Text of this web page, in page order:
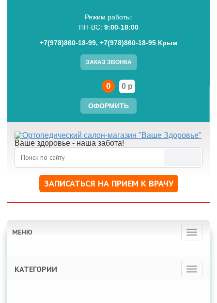
Режим работы:
ПН-BC: 9:00-18:00
+7(978)860-18-99, +7(978)860-18-95 Крым
ЗАКАЗ ЗВОНКА
0 0 р
ОФОРМИТЬ
Ваше здоровье - наша забота!
ЗАПИСАТЬСЯ НА ПРИЕМ К ВРАЧУ
T
o
l
e
n
МЕНЮ
T
o
КАТЕГОРИИ